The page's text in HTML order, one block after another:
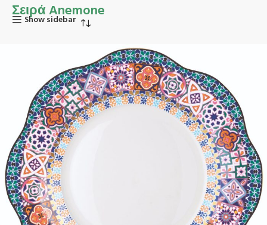
Σειρά Anemone
Show sidebar